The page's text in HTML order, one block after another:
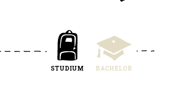
STUDIUM BACHELOR